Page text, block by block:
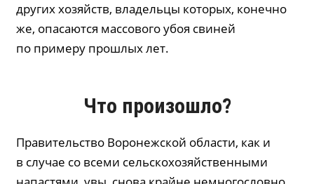
других хозяйств, владельцы которых, конечно
же, опасаются массового убоя свиней
по примеру прошлых лет.
Что произошло?
Правительство Воронежской области, как и
в случае со всеми сельскохозяйственными